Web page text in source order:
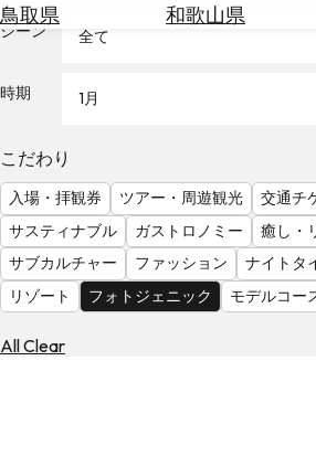
鳥取県
和歌山県
を
る
気
を
見
る
シーン 全て
時期 1月
こだわり
入場・拝観券 ツアー・周遊観光
交通チ
サスティナブル
ガストロノミー
癒し・
サブカルチャー
ファッション
ナイトタ
リゾート
フォトジェニック モデルコー
All Clear